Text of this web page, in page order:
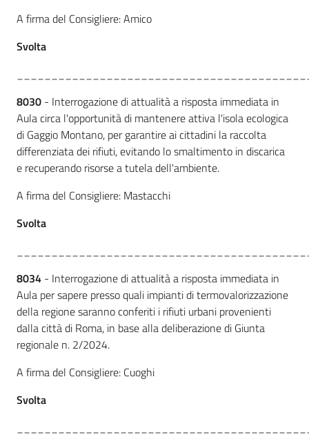
A firma del Consigliere: Amico
Svolta
8030 - Interrogazione di attualità a risposta immediata in
Aula circa l'opportunità di mantenere attiva l'isola ecologica
di Gaggio Montano, per garantire ai cittadini la raccolta
differenziata dei rifiuti, evitando lo smaltimento in discarica
e recuperando risorse a tutela dell'ambiente.
A firma del Consigliere: Mastacchi
Svolta
8034 - Interrogazione di attualità a risposta immediata in
Aula per sapere presso quali impianti di termovalorizzazione
della regione saranno conferiti i rifiuti urbani provenienti
dalla città di Roma, in base alla deliberazione di Giunta
regionale n. 2/2024.
A firma del Consigliere: Cuoghi
Svolta